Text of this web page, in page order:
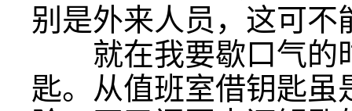
别是外来人员，这可不
就在我要歇口气的
匙。从值班室借钥匙虽